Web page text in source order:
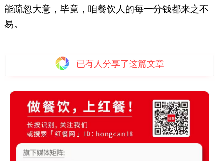
能疏忽大意，毕竟，咱餐饮人的每一分钱都来之不
易。
已有 人分享了这篇文章